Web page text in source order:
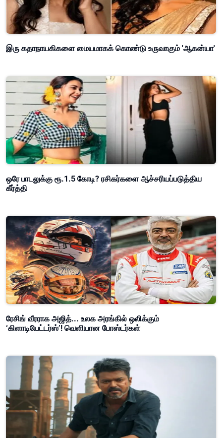
இரு கதாநாயகிகளை மையமாகக் கொண்டு உருவாகும் 'ஆகன்யா'
ஒரே பாடலுக்கு ரூ.1.5 கோடி? ரசிகர்களை ஆச்சரியப்படுத்திய
கீர்த்தி
ரேசிங் வீரராக அஜித்... உலக அரங்கில் ஒலிக்கும்
‘கிளாடியேட்டர்ஸ்’! வெளியான போஸ்டர்கள்